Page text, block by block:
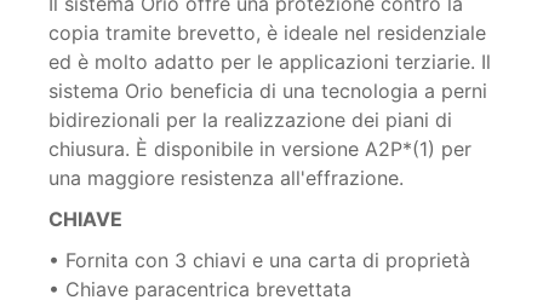
copia tramite brevetto, è ideale nel residenziale
ed è molto adatto per le applicazioni terziarie. Il
sistema Orio beneficia di una tecnologia a perni
bidirezionali per la realizzazione dei piani di
chiusura. È disponibile in versione A2P*(1) per
una maggiore resistenza all'effrazione.
CHIAVE
• Fornita con 3 chiavi e una carta di proprietà
• Chiave paracentrica brevettata